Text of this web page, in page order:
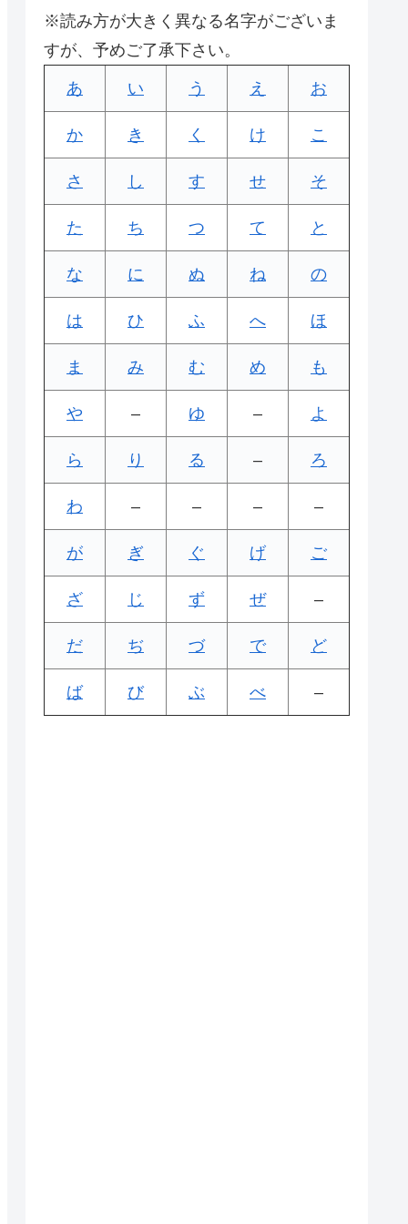
※読み方が大きく異なる名字がございま
すが、予めご了承下さい。
あ い う え お
か き く け こ
さ し す せ そ
た ち つ て と
な に ぬ ね の
は ひ ふ へ ほ
ま み む め も
や – ゆ – よ
ら り る – ろ
わ – – – –
が ぎ ぐ げ ご
ざ じ ず ぜ –
だ ぢ づ で ど
ば び ぶ べ –